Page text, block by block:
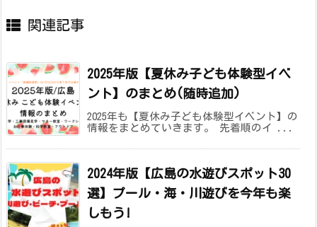
関連記事
2025年版【夏休み子ども体験型イベ
ント】のまとめ(随時追加)
2025年も【夏休み子ども体験型イベント】の
情報をまとめていきます。 先着順のイ ...
2024年版【広島の水遊びスポット30
選】プール・海・川遊びを今年も楽
しもう!